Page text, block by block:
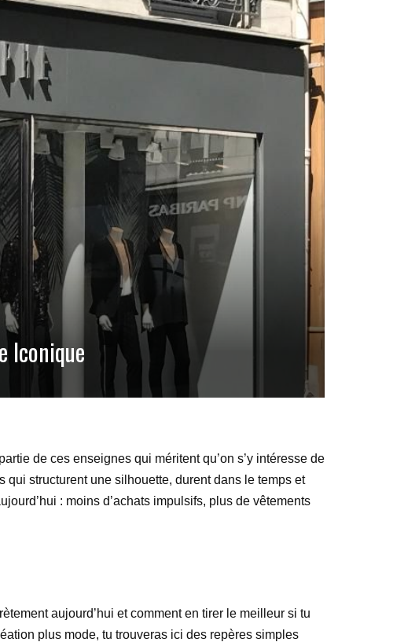
Iconique
de ces enseignes qui méritent qu’on s’y intéresse de
qui structurent une silhouette, durent dans le temps et
: moins d’achats impulsifs, plus de vêtements
aujourd’hui et comment en tirer le meilleur si tu
plus mode, tu trouveras ici des repères simples